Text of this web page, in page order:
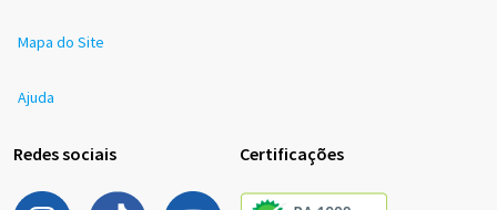
Mapa do Site
Ajuda
Redes sociais Certificações